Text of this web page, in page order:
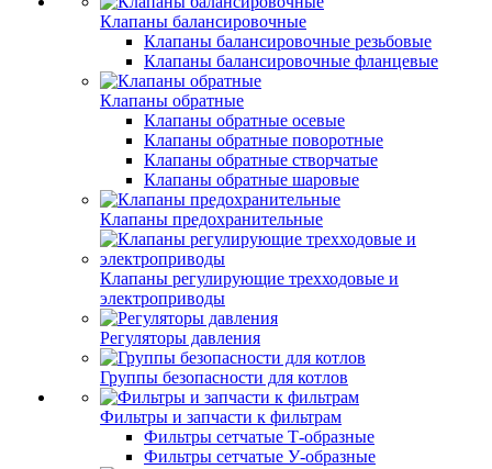
Клапаны балансировочные
Клапаны балансировочные резьбовые
Клапаны балансировочные фланцевые
Клапаны обратные
Клапаны обратные осевые
Клапаны обратные поворотные
Клапаны обратные створчатые
Клапаны обратные шаровые
Клапаны предохранительные
Клапаны регулирующие трехходовые и
электроприводы
Регуляторы давления
Группы безопасности для котлов
Фильтры и запчасти к фильтрам
Фильтры сетчатые Т-образные
Фильтры сетчатые У-образные